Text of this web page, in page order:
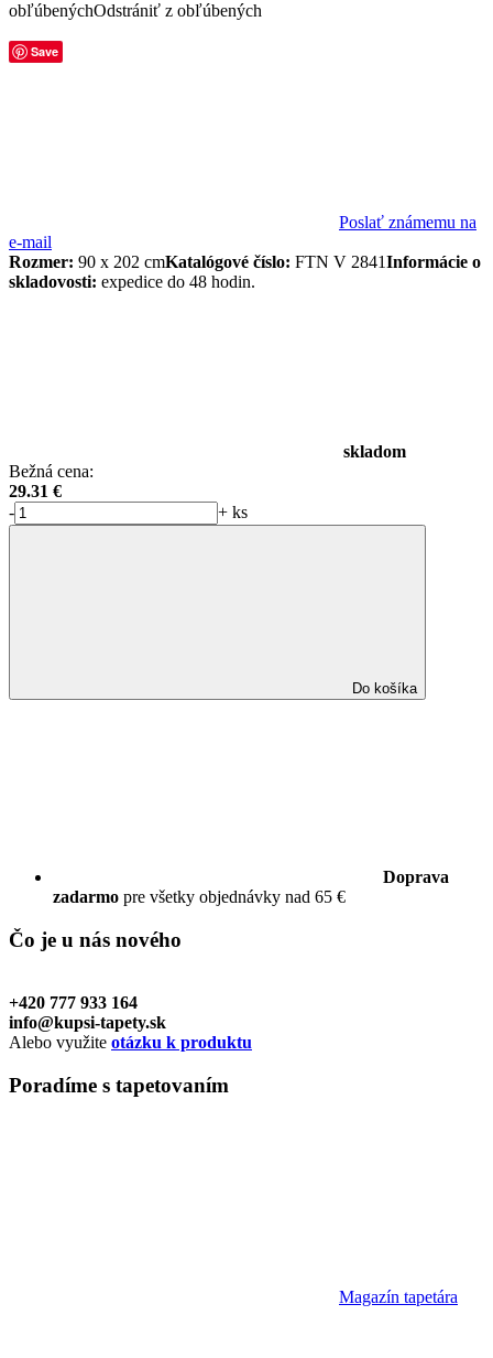
obľúbenýchOdstrániť z obľúbených
Save
Poslať známemu na
e-mail
Rozmer: 90 x 202 cmKatalógové číslo: FTN V 2841Informácie o
skladovosti: expedice do 48 hodin.
skladom
Bežná cena:
29.31 €
-
+ ks
Do košíka
Doprava
zadarmo pre všetky objednávky nad 65 €
Čo je u nás nového
+420 777 933 164
info@kupsi-tapety.sk
Alebo využite otázku k produktu
Poradíme s tapetovaním
Magazín tapetára